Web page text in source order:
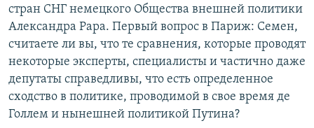
стран СНГ немецкого Общества внешней политики
Александра Рара. Первый вопрос в Париж: Семен,
считаете ли вы, что те сравнения, которые проводят
некоторые эксперты, специалисты и частично даже
депутаты справедливы, что есть определенное
сходство в политике, проводимой в свое время де
Голлем и нынешней политикой Путина?